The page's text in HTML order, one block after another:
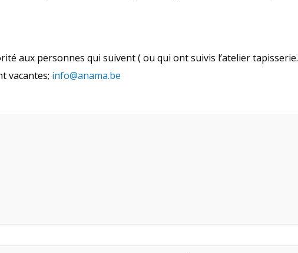
aux personnes qui suivent ( ou qui ont suivis l’atelier tapisserie.
vacantes; info@anama.be